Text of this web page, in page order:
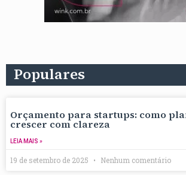
Populares
Orçamento para startups: como
crescer com clareza
LEIA MAIS »
19 de setembro de 2025 Nenhum comentário